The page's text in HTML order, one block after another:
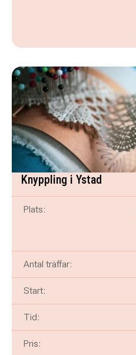
Knyppling i Ystad
Plats:
Antal träffar:
Start:
Tid:
Pris: